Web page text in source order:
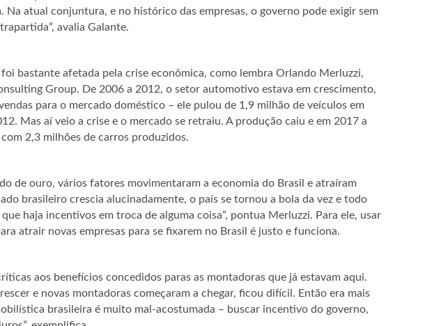
Na atual conjuntura, e no histórico das empresas, o governo pode exigir sem
avalia Galante.
bastante afetada pela crise econômica, como lembra Orlando Merluzzi,
Group. De 2006 a 2012, o setor automotivo estava em crescimento,
para o mercado doméstico – ele pulou de 1,9 milhão de veículos em
Mas aí veio a crise e o mercado se retraiu. A produção caiu e em 2017 a
2,3 milhões de carros produzidos.
de ouro, vários fatores movimentaram a economia do Brasil e atraíram
brasileiro crescia alucinadamente, o país se tornou a bola da vez e todo
haja incentivos em troca de alguma coisa”, pontua Merluzzi. Para ele, usar
atrair novas empresas para se fixarem no Brasil é justo e funciona.
aos benefícios concedidos paras as montadoras que já estavam aqui.
e novas montadoras começaram a chegar, ficou difícil. Então era mais
brasileira é muito mal-acostumada – buscar incentivo do governo,